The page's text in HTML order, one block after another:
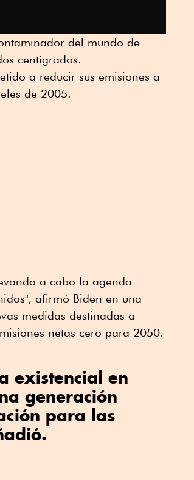
del mundo de
centígrados.
a reducir sus emisiones a
de 2005.
a cabo la agenda
afirmó Biden en una
medidas destinadas a
netas cero para 2050.
existencial en
generación
para las